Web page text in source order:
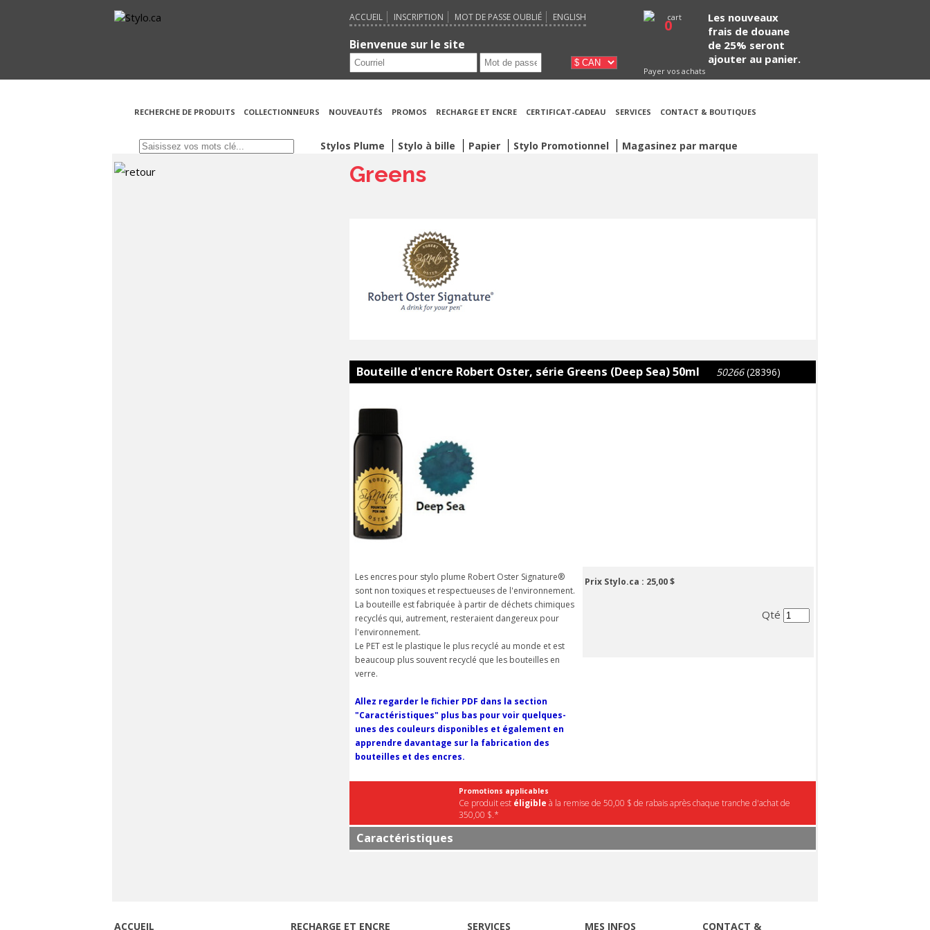
ACCUEIL INSCRIPTION MOT DE PASSE OUBLIÉ ENGLISH
Bienvenue sur le site
Payer vos achats
0
Les nouveaux
frais de douane
de 25% seront
ajouter au panier.
RECHERCHE DE PRODUITS COLLECTIONNEURS NOUVEAUTÉS PROMOS RECHARGE ET ENCRE CERTIFICAT-CADEAU SERVICES CONTACT & BOUTIQUES
Stylos Plume Stylo à bille Papier Stylo Promotionnel Magasinez par marque
Greens
Bouteille d'encre Robert Oster, série Greens (Deep Sea) 50ml 50266 (28396)
Les encres pour stylo plume Robert Oster Signature®
sont non toxiques et respectueuses de l'environnement.
La bouteille est fabriquée à partir de déchets chimiques
recyclés qui, autrement, resteraient dangereux pour
l'environnement.
Le PET est le plastique le plus recyclé au monde et est
beaucoup plus souvent recyclé que les bouteilles en
verre.
Allez regarder le fichier PDF dans la section
"Caractéristiques" plus bas pour voir quelques-
unes des couleurs disponibles et également en
apprendre davantage sur la fabrication des
bouteilles et des encres.
Prix Stylo.ca : 25,00 $
Qté
Promotions applicables
Ce produit est éligible à la remise de 50,00 $ de rabais après chaque tranche d'achat de
350,00 $.*
Caractéristiques
ACCUEIL RECHARGE ET ENCRE SERVICES MES INFOS CONTACT &